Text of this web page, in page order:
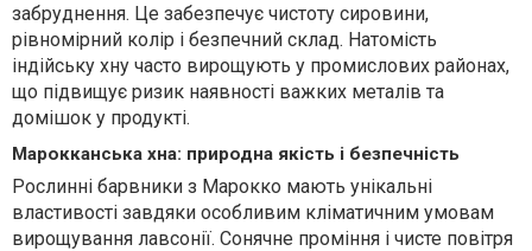
забруднення. Це забезпечує чистоту сировини,
рівномірний колір і безпечний склад. Натомість
індійську хну часто вирощують у промислових районах,
що підвищує ризик наявності важких металів та
домішок у продукті.
Марокканська хна: природна якість і безпечність
Рослинні барвники з Марокко мають унікальні
властивості завдяки особливим кліматичним умовам
вирощування лавсонії. Сонячне проміння і чисте повітря